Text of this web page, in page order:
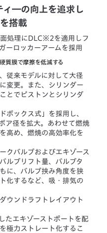
ィ―の向上を追求し
搭載
処理にDLC※2を適用しフ
ーロッカーアームを採用
質膜で摩擦を低減する
従来モデルに対して大径
変更。また、シリンダー
とでピストンとシリンダ
ボックス式」を採用し、
ア径を拡大。あわせて燃焼
高め、燃焼の高効率化を
クバルブおよびエキゾース
ルブリフト量、バルブタ
に、バルブ挟み角度を狭
化するなど、吸・排気の
ウンドラフトレイアウト
たエキゾーストポートを配
極力ストレート化するこ